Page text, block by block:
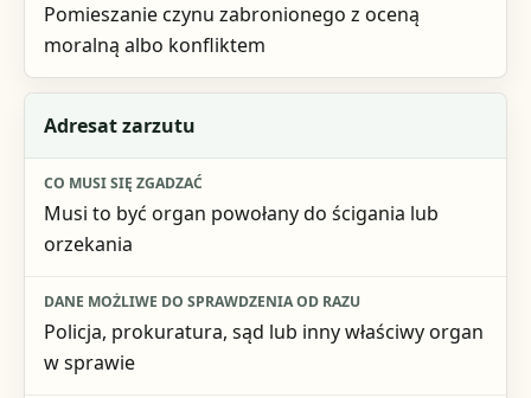
Pomieszanie czynu zabronionego z oceną
moralną albo konfliktem
Adresat zarzutu
Musi to być organ powołany do ścigania lub
orzekania
Policja, prokuratura, sąd lub inny właściwy organ
w sprawie